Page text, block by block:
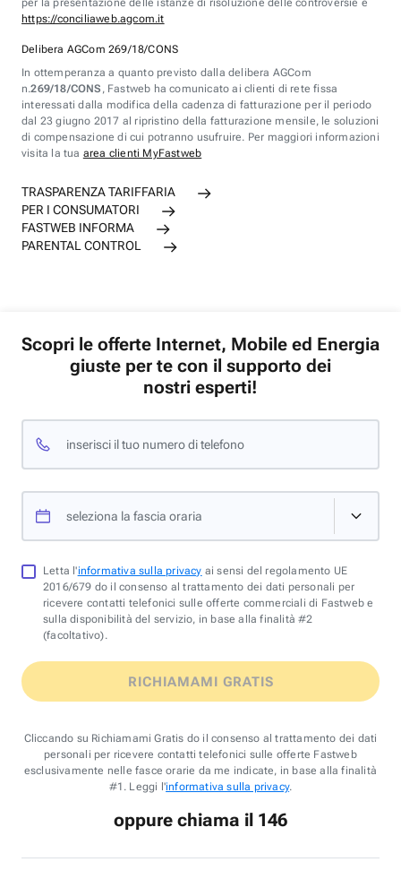
per la presentazione delle istanze di risoluzione delle controversie è
https://conciliaweb.agcom.it
Delibera AGCom 269/18/CONS
In ottemperanza a quanto previsto dalla delibera AGCom
n.269/18/CONS , Fastweb ha comunicato ai clienti di rete fissa
interessati dalla modifica della cadenza di fatturazione per il periodo
dal 23 giugno 2017 al ripristino della fatturazione mensile, le soluzioni
di compensazione di cui potranno usufruire. Per maggiori informazioni
visita la tua area clienti MyFastweb
TRASPARENZA TARIFFARIA
PER I CONSUMATORI
FASTWEB INFORMA
PARENTAL CONTROL
Scopri le offerte Internet, Mobile ed Energia
giuste per te con il supporto dei
nostri esperti!
inserisci il tuo numero di telefono
seleziona la fascia oraria
Letta l'informativa sulla privacy ai sensi del regolamento UE
2016/679 do il consenso al trattamento dei dati personali per
ricevere contatti telefonici sulle offerte commerciali di Fastweb e
sulla disponibilità del servizio, in base alla finalità #2
(facoltativo).
RICHIAMAMI GRATIS
Cliccando su Richiamami Gratis do il consenso al trattamento dei dati
personali per ricevere contatti telefonici sulle offerte Fastweb
esclusivamente nelle fasce orarie da me indicate, in base alla finalità
#1. Leggi l'informativa sulla privacy.
oppure chiama il 146